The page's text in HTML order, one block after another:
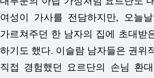
여성이 가사를 전담하지만, 오늘
가르쳐주던 한 남자의 집에 초대받
하기도 했다. 이슬람 남자들은 권위
직접 경험했던 요르단의 손님 환